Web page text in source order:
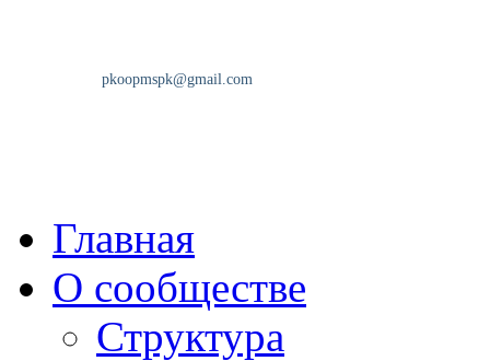
Главная
О сообществе
Структура